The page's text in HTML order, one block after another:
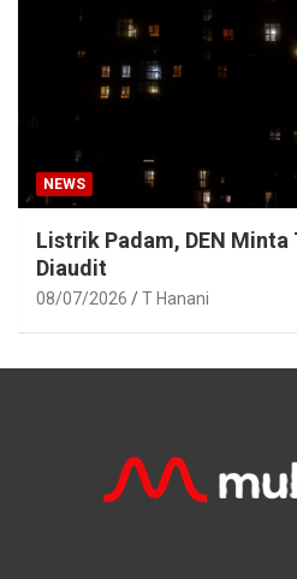
NEWS
Listrik Padam, DEN Minta
Diaudit
08/07/2026 T Hanani